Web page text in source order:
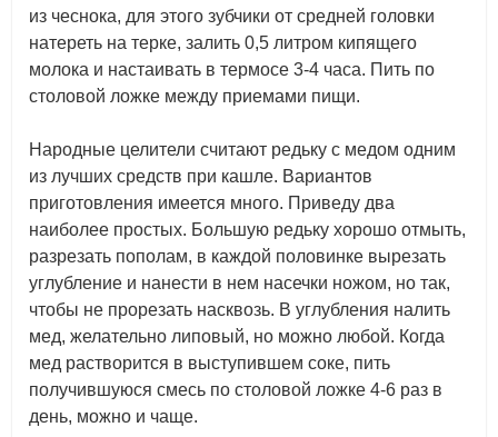
из чеснока, для этого зубчики от средней головки
натереть на терке, залить 0,5 литром кипящего
молока и настаивать в термосе 3-4 часа. Пить по
столовой ложке между приемами пищи.
Народные целители считают редьку с медом одним
из лучших средств при кашле. Вариантов
приготовления имеется много. Приведу два
наиболее простых. Большую редьку хорошо отмыть,
разрезать пополам, в каждой половинке вырезать
углубление и нанести в нем насечки ножом, но так,
чтобы не прорезать насквозь. В углубления налить
мед, желательно липовый, но можно любой. Когда
мед растворится в выступившем соке, пить
получившуюся смесь по столовой ложке 4-6 раз в
день, можно и чаще.